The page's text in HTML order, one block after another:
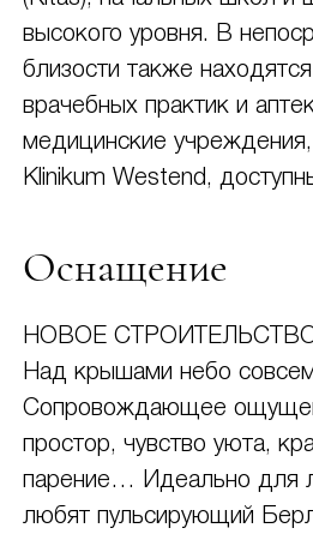
высокого уровня. В
близости также
врачебных практик и
медицинские
Klinikum Westend,
Оснащение
НОВОЕ
Над крышами небо
Сопровождающее
простор, чувство уюта,
парение… Идеально для
любят пульсирующий